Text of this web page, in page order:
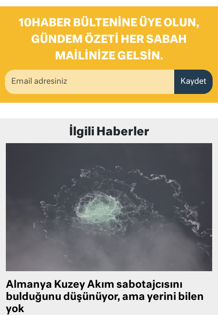
10HABER BÜLTENINE ÜYE OLUN,
GÜNDEM ÖZETI HER SABAH
MAILINIZE GELSIN.
Kaydet
İlgili Haberler
Almanya Kuzey Akım sabotajcısını
bulduğunu düşünüyor, ama yerini bilen
yok